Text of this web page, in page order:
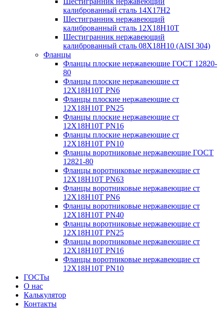
калиброванный сталь 14Х17Н2
Шестигранник нержавеющий
калиброванный сталь 12Х18Н10Т
Шестигранник нержавеющий
калиброванный сталь 08Х18Н10 (AISI 304)
Фланцы
Фланцы плоские нержавеющие ГОСТ 12820-
80
Фланцы плоские нержавеющие ст
12Х18Н10Т PN6
Фланцы плоские нержавеющие ст
12Х18Н10Т PN25
Фланцы плоские нержавеющие ст
12Х18Н10Т PN16
Фланцы плоские нержавеющие ст
12Х18Н10Т PN10
Фланцы воротниковые нержавеющие ГОСТ
12821-80
Фланцы воротниковые нержавеющие ст
12Х18Н10Т PN63
Фланцы воротниковые нержавеющие ст
12Х18Н10Т PN6
Фланцы воротниковые нержавеющие ст
12Х18Н10Т PN40
Фланцы воротниковые нержавеющие ст
12Х18Н10Т PN25
Фланцы воротниковые нержавеющие ст
12Х18Н10Т PN16
Фланцы воротниковые нержавеющие ст
12Х18Н10Т PN10
ГОСТы
О нас
Калькулятор
Контакты